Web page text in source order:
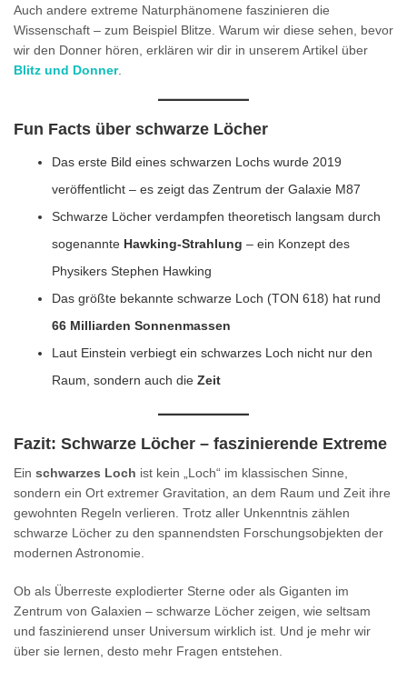
Auch andere extreme Naturphänomene faszinieren die
Wissenschaft – zum Beispiel Blitze. Warum wir diese sehen, bevor
wir den Donner hören, erklären wir dir in unserem Artikel über
Blitz und Donner.
Fun Facts über schwarze Löcher
Das erste Bild eines schwarzen Lochs wurde 2019
veröffentlicht – es zeigt das Zentrum der Galaxie M87
Schwarze Löcher verdampfen theoretisch langsam durch
sogenannte Hawking-Strahlung – ein Konzept des
Physikers Stephen Hawking
Das größte bekannte schwarze Loch (TON 618) hat rund
66 Milliarden Sonnenmassen
Laut Einstein verbiegt ein schwarzes Loch nicht nur den
Raum, sondern auch die Zeit
Fazit: Schwarze Löcher – faszinierende Extreme
Ein schwarzes Loch ist kein „Loch“ im klassischen Sinne,
sondern ein Ort extremer Gravitation, an dem Raum und Zeit ihre
gewohnten Regeln verlieren. Trotz aller Unkenntnis zählen
schwarze Löcher zu den spannendsten Forschungsobjekten der
modernen Astronomie.
Ob als Überreste explodierter Sterne oder als Giganten im
Zentrum von Galaxien – schwarze Löcher zeigen, wie seltsam
und faszinierend unser Universum wirklich ist. Und je mehr wir
über sie lernen, desto mehr Fragen entstehen.